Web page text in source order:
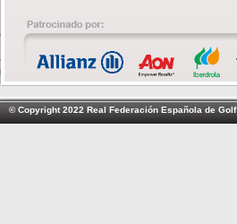
© Copyright 2022 Real Federación Española de Golf